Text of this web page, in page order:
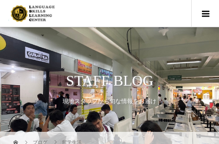
STAFF BLOG
現地スタッフから旬な情報をお届け
ブログ 留学生活